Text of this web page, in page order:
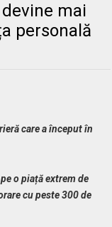
mai
personală
care a început în
o piață extrem de
cu peste 300 de